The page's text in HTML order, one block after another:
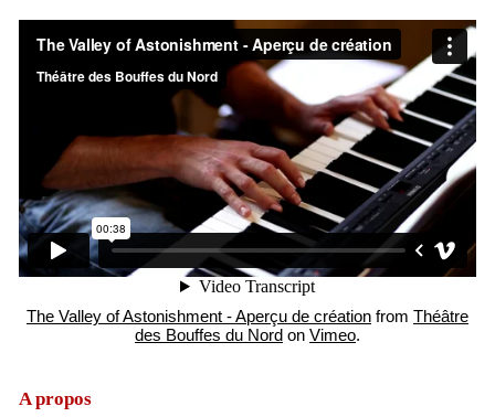
The Valley of Astonishment - Aperçu de création from Théâtre
des Bouffes du Nord on Vimeo.
A propos